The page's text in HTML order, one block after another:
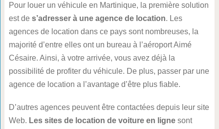
Pour louer un véhicule en Martinique, la première solution
est de s’adresser à une agence de location. Les
agences de location dans ce pays sont nombreuses, la
majorité d’entre elles ont un bureau à l’aéroport Aimé
Césaire. Ainsi, à votre arrivée, vous avez déjà la
possibilité de profiter du véhicule. De plus, passer par une
agence de location a l’avantage d’être plus fiable.
D’autres agences peuvent être contactées depuis leur site
Web. Les sites de location de voiture en lignesont